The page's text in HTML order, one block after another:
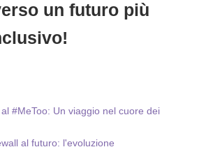
un futuro più
#MeToo: Un viaggio nel cuore dei
al futuro: l'evoluzione